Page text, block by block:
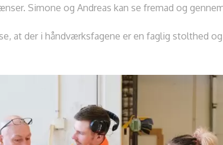
Simone og Andreas kan se fremad og
at der i håndværksfagene er en faglig stolthed